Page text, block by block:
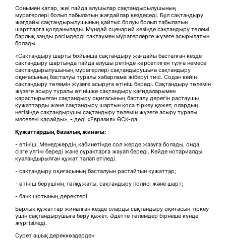
Сонымен қатар, жиі пайда алушылар сақтандырылушының
мұрагерлері болып табылатын жағдайлар кездеседі. Бұл сақтандыру
жағдайы сақтандырылушының қайтыс болуы болып табылатын
шарттарға қолданылады. Мұндай сценарий кезінде сақтандыру төлемі
барлық заңды рәсімдерді сақтаумен мұрагерлерге жүзеге асырылатын
болады.
«Сақтандыру шарты бойынша сақтандыру жағдайы басталған кезде
сақтандыру шартында пайда алушы ретінде көрсетілген тұлға немесе
сақтандырылушының мұрагерлері сақтандырушыға сақтандыру
оқиғасының басталуы туралы хабарлама жіберуі тиіс. Содан кейін
сақтандыру төлемін жүзеге асыруға өтініш береді. Сақтандыру төлемін
жүзеге асыру туралы өтінішке сақтандыру қағидаларымен
қарастырылған сақтандыру оқиғасының басталу дерегін растаушы
құжаттарды және сақтандыру шартын қоса тіркеу қажет, олардың
негізінде сақтандырушы сақтандыру төлемін жүзеге асыру туралы
мәселені қарайды», - деді «Евразия» ӨСК-да.
Қүжаттардың базалық жинағы:
- өтініш. Менеджердің кабинетінде сол жерде жазуға болады, онда
сізге үлгіні береді және сұрақтарға жауап береді. Кейде нотариалды
куәландырылған құжат талап етіледі.
- сақтандыру оқиғасының басталуын растайтын құжаттар;
- өтініш берушінің төлқұжаты, сақтандыру полисі және шарт;
- банк шотының деректері.
Барлық құжаттар жиналған кезде оларды сақтандыру оқиғасын тіркеу
үшін сақтандырушыға беру қажет. Әдетте төлемдер бірнеше күнде
жүргізіледі.
Сурет ашық дереккөздерден